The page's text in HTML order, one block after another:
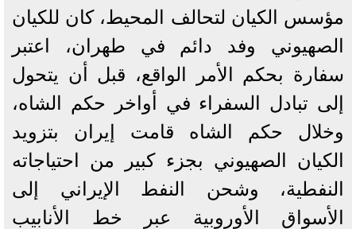
مؤسس الكيان لتحالف المحيط، كان للكيان
الصهيوني وفد دائم في طهران، اعتبر
سفارة بحكم الأمر الواقع، قبل أن يتحول
إلى تبادل السفراء في أواخر حكم الشاه،
وخلال حكم الشاه قامت إيران بتزويد
الكيان الصهيوني بجزء كبير من احتياجاته
النفطية، وشحن النفط الإيراني إلى
الأسواق الأوروبية عبر خط الأنابيب